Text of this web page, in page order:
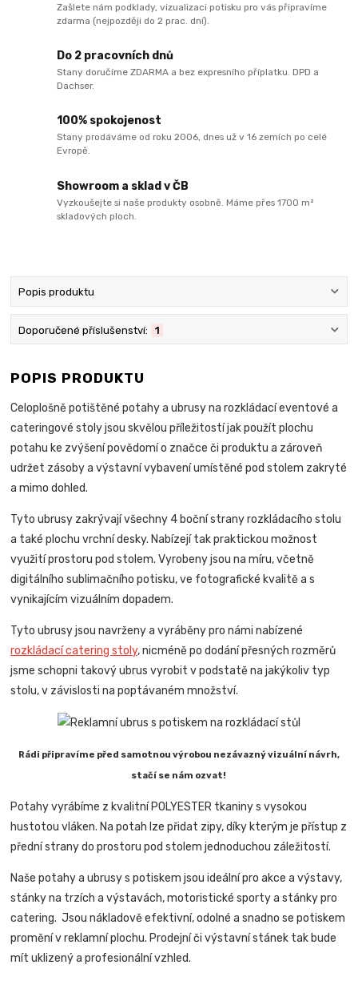
Zašlete nám podklady, vizualizaci potisku pro vás připravíme
zdarma (nejpozději do 2 prac. dní).
Do 2 pracovních dnů
Stany doručíme ZDARMA a bez expresního příplatku. DPD a
Dachser.
100% spokojenost
Stany prodáváme od roku 2006, dnes už v 16 zemích po celé
Evropě.
Showroom a sklad v ČB
Vyzkoušejte si naše produkty osobně. Máme přes 1700 m²
skladových ploch.
Popis produktu
Doporučené příslušenství: 1
POPIS PRODUKTU
Celoplošně potištěné potahy a ubrusy na rozkládací eventové a
cateringové stoly jsou skvělou příležitostí jak použít plochu
potahu ke zvýšení povědomí o značce či produktu a zároveň
udržet zásoby a výstavní vybavení umístěné pod stolem zakryté
a mimo dohled.
Tyto ubrusy zakrývají všechny 4 boční strany rozkládacího stolu
a také plochu vrchní desky. Nabízejí tak praktickou možnost
využití prostoru pod stolem.Vyrobeny jsou na míru, včetně
digitálního sublimačního potisku, ve fotografické kvalitě a s
vynikajícím vizuálním dopadem.
Tyto ubrusy jsou navrženy a vyráběny pro námi nabízené
rozkládací catering stoly, nicméně po dodání přesných rozměrů
jsme schopni takový ubrus vyrobit v podstatě na jakýkoliv typ
stolu, v závislosti na poptávaném množství.
Rádi připravíme před samotnou výrobou nezávazný vizuální návrh,
stačí se nám ozvat!
Potahy vyrábíme z kvalitní POLYESTER tkaniny s vysokou
hustotou vláken. Na potah lze přidat zipy, díky kterým je přístup z
přední strany do prostoru pod stolem jednoduchou záležitostí.
Naše potahy a ubrusy s potiskem jsou ideální pro akce a výstavy,
stánky na trzích a výstavách, motoristické sporty a stánky pro
catering. Jsou nákladově efektivní, odolné a snadno se potiskem
promění v reklamní plochu. Prodejní či výstavní stánek tak bude
mít uklizený a profesionální vzhled.